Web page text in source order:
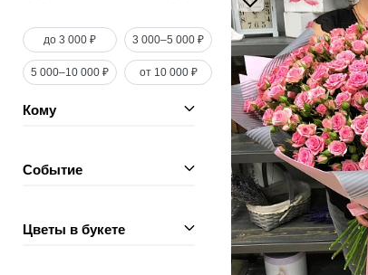
до 3 000 ₽ 3 000–5 000 ₽
5 000–10 000 ₽ от 10 000 ₽
Кому
Событие
Цветы в букете